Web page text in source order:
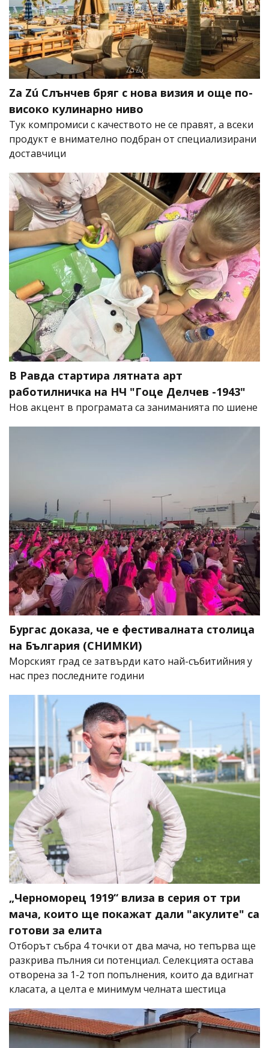
Za Zú Слънчев бряг с нова визия и още по-
високо кулинарно ниво
Тук компромиси с качеството не се правят, а всеки
продукт е внимателно подбран от специализирани
доставчици
В Равда стартира лятната арт
работилничка на НЧ "Гоце Делчев -1943"
Нов акцент в програмата са заниманията по шиене
Бургас доказа, че е фестивалната столица
на България (СНИМКИ)
Морският град се затвърди като най-събитийния у
нас през последните години
„Черноморец 1919“ влиза в серия от три
мача, които ще покажат дали "акулите" са
готови за елита
Отборът събра 4 точки от два мача, но тепърва ще
разкрива пълния си потенциал. Селекцията остава
отворена за 1-2 топ попълнения, които да вдигнат
класата, а целта е минимум челната шестица